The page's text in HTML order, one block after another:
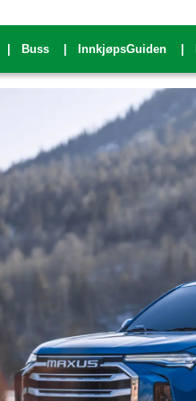
Buss InnkjøpsGuiden